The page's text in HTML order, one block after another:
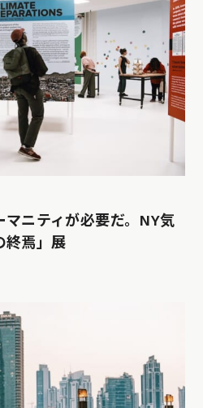
ニティが必要だ。NY気
終焉」展